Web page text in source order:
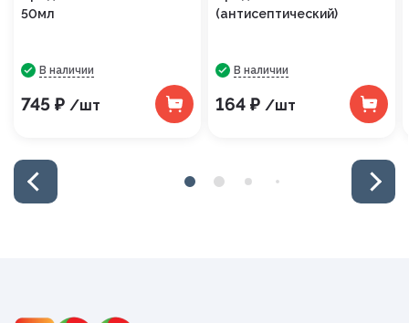
50мл
В наличии
745 ₽ /шт
(антисептический)
В наличии
164 ₽ /шт